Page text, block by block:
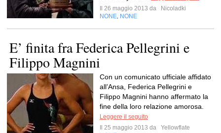
Il 26 maggio 2013 da
Nicoladki
NONE NONE
E’ finita fra Federica Pellegrini e
Filippo Magnini
Con un comunicato ufficiale affidato
all’Ansa, Federica Pellegrini e
Filippo Magnini hanno affermato la
fine della loro relazione amorosa.
Leggere il seguito
Il 25 maggio 2013 da
Yellowflate